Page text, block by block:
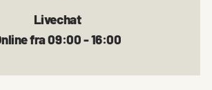
Livechat
fra 09:00 - 16:00